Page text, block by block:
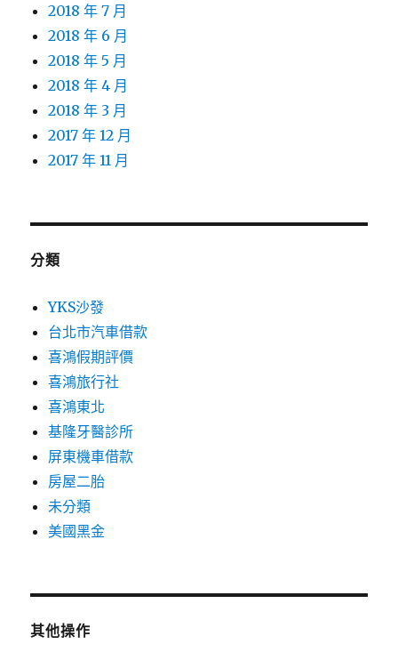
2018 年 7 月
2018 年 6 月
2018 年 5 月
2018 年 4 月
2018 年 3 月
2017 年 12 月
2017 年 11 月
分類
YKS沙發
台北市汽車借款
喜鴻假期評價
喜鴻旅行社
喜鴻東北
基隆牙醫診所
屏東機車借款
房屋二胎
未分類
美國黑金
其他操作